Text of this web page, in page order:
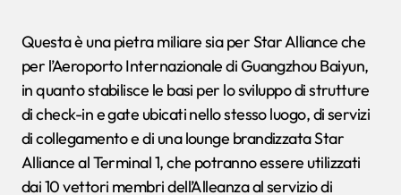
Questa è una pietra miliare sia per Star Alliance che
per l’Aeroporto Internazionale di Guangzhou Baiyun,
in quanto stabilisce le basi per lo sviluppo di strutture
di check-in e gate ubicati nello stesso luogo, di servizi
di collegamento e di una lounge brandizzata Star
Alliance al Terminal 1, che potranno essere utilizzati
dai 10 vettori membri dell’Alleanza al servizio di